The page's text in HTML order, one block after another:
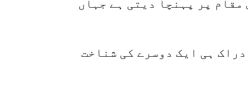
پر پہنچا دیتی ہے جہاں
ہی ایک دوسرے کی شناخت